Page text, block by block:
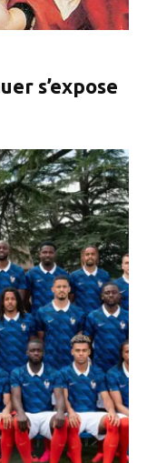
s’expose